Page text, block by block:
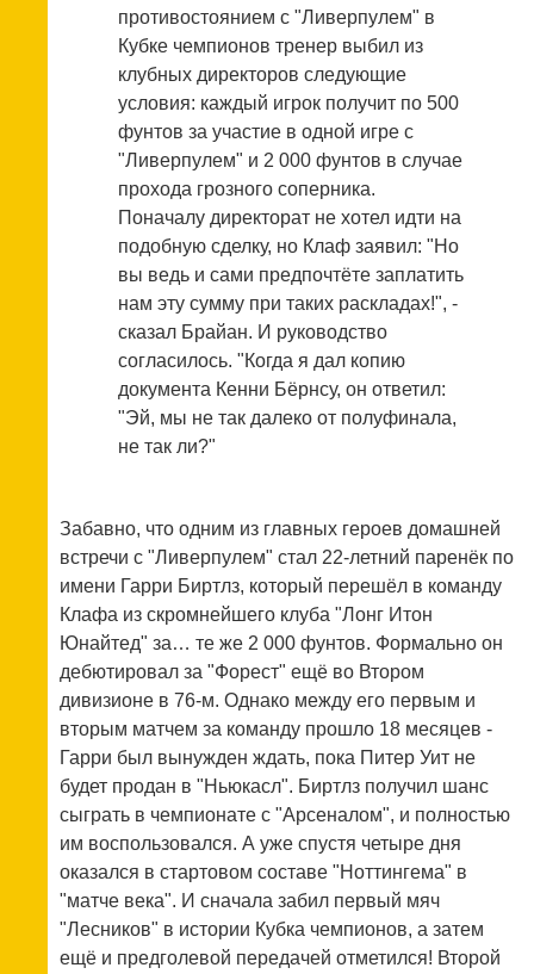
противостоянием с "Ливерпулем" в
Кубке чемпионов тренер выбил из
клубных директоров следующие
условия: каждый игрок получит по 500
фунтов за участие в одной игре с
"Ливерпулем" и 2 000 фунтов в случае
прохода грозного соперника.
Поначалу директорат не хотел идти на
подобную сделку, но Клаф заявил: "Но
вы ведь и сами предпочтёте заплатить
нам эту сумму при таких раскладах!", -
сказал Брайан. И руководство
согласилось. "Когда я дал копию
документа Кенни Бёрнсу, он ответил:
"Эй, мы не так далеко от полуфинала,
не так ли?"
Забавно, что одним из главных героев домашней
встречи с "Ливерпулем" стал 22-летний паренёк по
имени Гарри Биртлз, который перешёл в команду
Клафа из скромнейшего клуба "Лонг Итон
Юнайтед" за… те же 2 000 фунтов. Формально он
дебютировал за "Форест" ещё во Втором
дивизионе в 76-м. Однако между его первым и
вторым матчем за команду прошло 18 месяцев -
Гарри был вынужден ждать, пока Питер Уит не
будет продан в "Ньюкасл". Биртлз получил шанс
сыграть в чемпионате с "Арсеналом", и полностью
им воспользовался. А уже спустя четыре дня
оказался в стартовом составе "Ноттингема" в
"матче века". И сначала забил первый мяч
"Лесников" в истории Кубка чемпионов, а затем
ещё и предголевой передачей отметился! Второй